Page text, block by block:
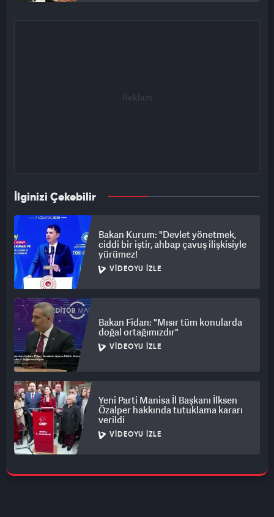
İlginizi Çekebilir
Bakan Kurum: "Devlet yönetmek,
ciddi bir iştir, ahbap çavuş ilişkisiyle
yürümez!
VIDEOYU İZLE
Bakan Fidan: "Mısır tüm konularda
doğal ortağımızdır"
VIDEOYU İZLE
Yeni Parti Manisa İl Başkanı İlksen
Özalper hakkında tutuklama kararı
verildi
VIDEOYU İZLE